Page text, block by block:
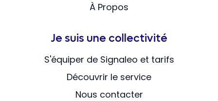
À Propos
Je suis une collectivité
S'équiper de Signaleo et tarifs
Découvrir le service
Nous contacter